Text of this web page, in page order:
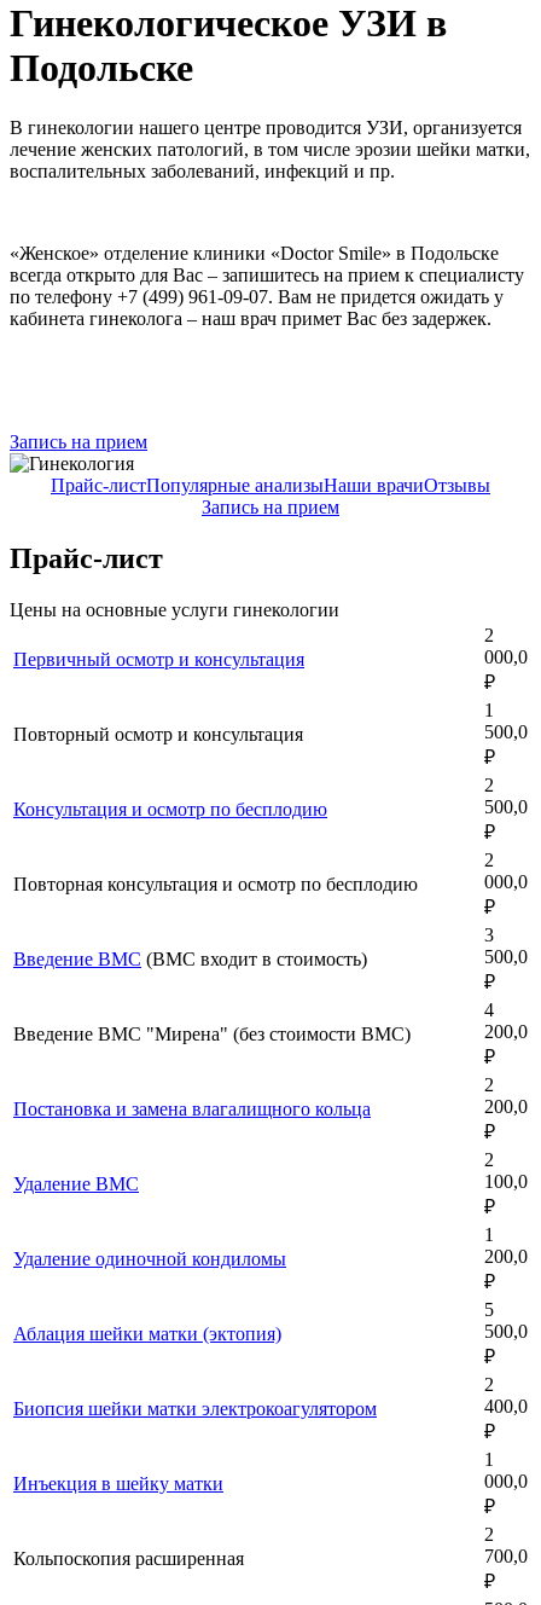
Гинекологическое УЗИ в
Подольске
В гинекологии нашего центре проводится УЗИ, организуется
лечение женских патологий, в том числе эрозии шейки матки,
воспалительных заболеваний, инфекций и пр.
«Женское» отделение клиники «Doctor Smile» в Подольске
всегда открыто для Вас – запишитесь на прием к специалисту
по телефону +7 (499) 961-09-07. Вам не придется ожидать у
кабинета гинеколога – наш врач примет Вас без задержек.
Запись на прием
Прайс-листПопулярные анализыНаши врачиОтзывы
Запись на прием
Прайс-лист
Цены на основные услуги гинекологии
Первичный осмотр и консультация
2
000,0
₽
Повторный осмотр и консультация
1
500,0
₽
Консультация и осмотр по бесплодию
2
500,0
₽
Повторная консультация и осмотр по бесплодию
2
000,0
₽
Введение ВМС (ВМС входит в стоимость)
3
500,0
₽
Введение ВМС "Мирена" (без стоимости ВМС)
4
200,0
₽
Постановка и замена влагалищного кольца
2
200,0
₽
Удаление ВМС
2
100,0
₽
Удаление одиночной кондиломы
1
200,0
₽
Аблация шейки матки (эктопия)
5
500,0
₽
Биопсия шейки матки электрокоагулятором
2
400,0
₽
Инъекция в шейку матки
1
000,0
₽
Кольпоскопия расширенная
2
700,0
₽